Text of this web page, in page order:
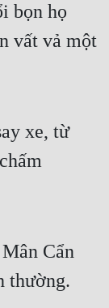
bọn họ
vất vả một
xe, từ
Cẩn
thường.